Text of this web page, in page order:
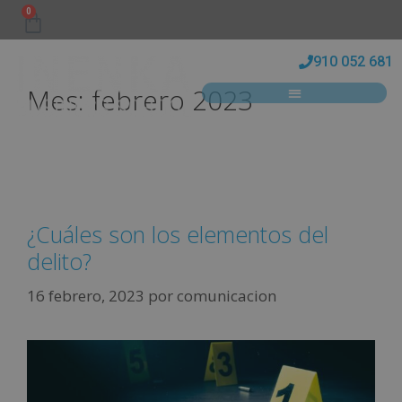
0
910 052 681
Mes: febrero 2023
¿Cuáles son los elementos del
delito?
16 febrero, 2023 por comunicacion